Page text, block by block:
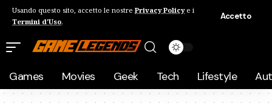
Usando questo sito, accetto le nostre Privacy Policye i
Termini d'Uso.
Accetto
Games Movies Geek Tech Lifestyle